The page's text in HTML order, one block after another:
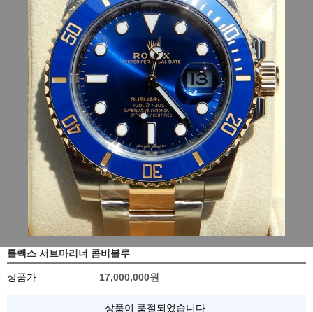
롤렉스 서브마리너 콤비블루
상품가 17,000,000원
상품이 품절되었습니다.